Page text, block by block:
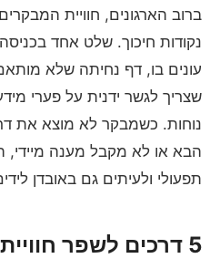
ברוב הארגונים, חוויית
נקודות חיכוך. שלט אחד
עונים בו, דף נחיתה שלא
שצריך לגשר ידנית על פערי
נוחות. כשמבקר לא מוצא את
הבא או לא מקבל מענה מיידי,
תפעולי ולעיתים גם באובדן
5 דרכים לשפר